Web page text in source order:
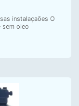
instalaçaões O
sem oleo